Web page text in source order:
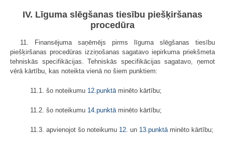
IV. Līguma slēgšanas tiesību piešķiršanas
procedūra
11. Finansējuma saņēmējs pirms līguma slēgšanas tiesību
piešķiršanas procedūras izziņošanas sagatavo iepirkuma priekšmeta
tehniskās specifikācijas. Tehniskās specifikācijas sagatavo, ņemot
vērā kārtību, kas noteikta vienā no šiem punktiem:
11.1. šo noteikumu 12.punktā minēto kārtību;
11.2. šo noteikumu 14.punktā minēto kārtību;
11.3. apvienojot šo noteikumu 12. un 13.punktā minēto kārtību;